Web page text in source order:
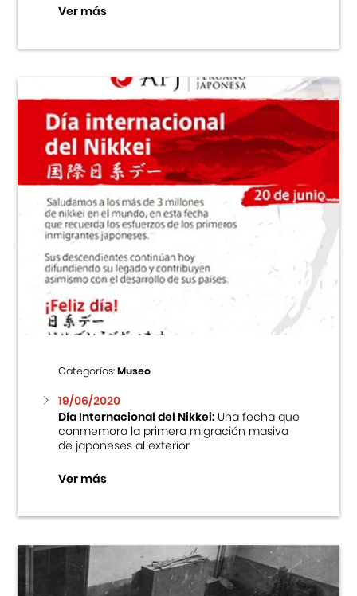
Ver más
Categorías:Museo
19/06/2020
Día Internacional del Nikkei:Una fecha que
conmemora la primera migración masiva
de japoneses al exterior
Ver más